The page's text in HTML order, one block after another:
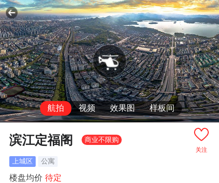
航拍 视频 效果图 样板间
关注
滨江定福阁 商业不限购
上城区 公寓
楼盘均价待定